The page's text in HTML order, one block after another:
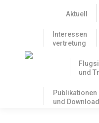
Aktuell
Interessen
vertretung
und
Publikationen
und